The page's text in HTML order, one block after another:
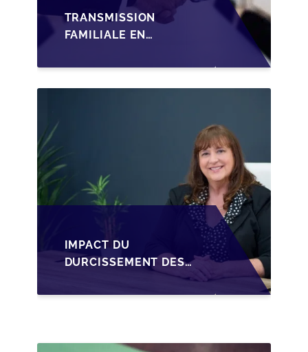
TRANSMISSION
FAMILIALE EN
STRUCTURER LA
CESSION DES PARTS
IMPACT DU
DURCISSEMENT DES
CRÉDIT SUR LA